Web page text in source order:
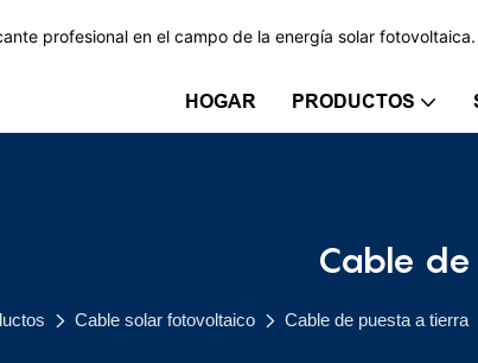
profesional en el campo de la energía solar fotovoltaica.
HOGAR PRODUCTOS
Cable
Cable solar fotovoltaico Cable de puesta a tierra